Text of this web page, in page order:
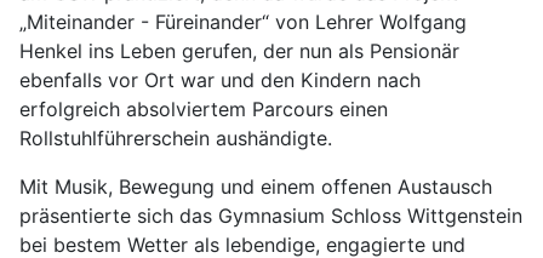
„Miteinander - Füreinander“ von Lehrer Wolfgang
Henkel ins Leben gerufen, der nun als Pensionär
ebenfalls vor Ort war und den Kindern nach
erfolgreich absolviertem Parcours einen
Rollstuhlführerschein aushändigte.
Mit Musik, Bewegung und einem offenen Austausch
präsentierte sich das Gymnasium Schloss Wittgenstein
bei bestem Wetter als lebendige, engagierte und